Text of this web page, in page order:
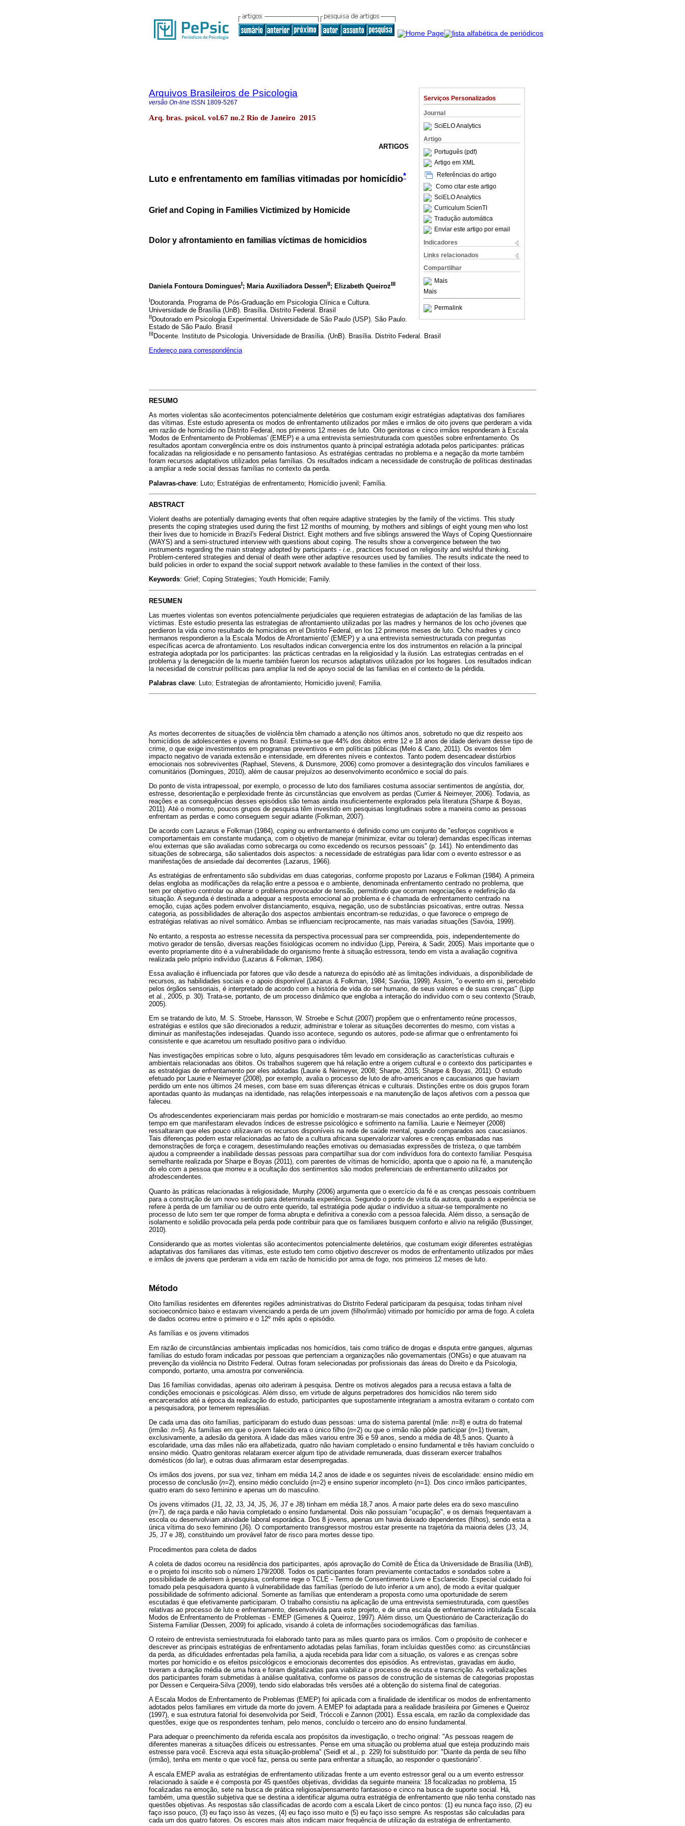
Serviços Personalizados
Journal
SciELO Analytics
Artigo
Português (pdf)
Artigo em XML
Referências do artigo
Como citar este artigo
SciELO Analytics
Curriculum ScienTI
Tradução automática
Enviar este artigo por email
Indicadores
Links relacionados
Compartilhar
Mais
Mais
Permalink
Arquivos Brasileiros de Psicologia
versão On-line ISSN 1809-5267
Arq. bras. psicol. vol.67 no.2 Rio de Janeiro 2015
ARTIGOS
Luto e enfrentamento em famílias vitimadas por homicídio*
Grief and Coping in Families Victimized by Homicide
Dolor y afrontamiento en familias víctimas de homicidios
Daniela Fontoura DominguesI; Maria Auxiliadora DessenII; Elizabeth QueirozIII
IDoutoranda. Programa de Pós-Graduação em Psicologia Clínica e Cultura.
Universidade de Brasília (UnB). Brasília. Distrito Federal. Brasil
II Doutorado em Psicologia Experimental. Universidade de São Paulo (USP). São Paulo.
Estado de São Paulo. Brasil
III Docente. Instituto de Psicologia. Universidade de Brasília. (UnB). Brasília. Distrito Federal. Brasil
Endereço para correspondência
RESUMO
As mortes violentas são acontecimentos potencialmente deletérios que costumam exigir estratégias adaptativas dos familiares
das vítimas. Este estudo apresenta os modos de enfrentamento utilizados por mães e irmãos de oito jovens que perderam a vida
em razão de homicídio no Distrito Federal, nos primeiros 12 meses de luto. Oito genitoras e cinco irmãos responderam à Escala
'Modos de Enfrentamento de Problemas' (EMEP) e a uma entrevista semiestruturada com questões sobre enfrentamento. Os
resultados apontam convergência entre os dois instrumentos quanto à principal estratégia adotada pelos participantes: práticas
focalizadas na religiosidade e no pensamento fantasioso. As estratégias centradas no problema e a negação da morte também
foram recursos adaptativos utilizados pelas famílias. Os resultados indicam a necessidade de construção de políticas destinadas
a ampliar a rede social dessas famílias no contexto da perda.
Palavras-chave: Luto; Estratégias de enfrentamento; Homicídio juvenil; Família.
ABSTRACT
Violent deaths are potentially damaging events that often require adaptive strategies by the family of the victims. This study
presents the coping strategies used during the first 12 months of mourning, by mothers and siblings of eight young men who lost
their lives due to homicide in Brazil's Federal District. Eight mothers and five siblings answered the Ways of Coping Questionnaire
(WAYS) and a semi-structured interview with questions about coping. The results show a convergence between the two
instruments regarding the main strategy adopted by participants - i.e. , practices focused on religiosity and wishful thinking.
Problem-centered strategies and denial of death were other adaptive resources used by families. The results indicate the need to
build policies in order to expand the social support network available to these families in the context of their loss.
Keywords: Grief; Coping Strategies; Youth Homicide; Family.
RESUMEN
Las muertes violentas son eventos potencialmente perjudiciales que requieren estrategias de adaptación de las familias de las
víctimas. Este estudio presenta las estrategias de afrontamiento utilizadas por las madres y hermanos de los ocho jóvenes que
perdieron la vida como resultado de homicidios en el Distrito Federal, en los 12 primeros meses de luto. Ocho madres y cinco
hermanos respondieron a la Escala 'Modos de Afrontamiento' (EMEP) y a una entrevista semiestructurada con preguntas
específicas acerca de afrontamiento. Los resultados indican convergencia entre los dos instrumentos en relación a la principal
estrategia adoptada por los participantes: las prácticas centradas en la religiosidad y la ilusión. Las estrategias centradas en el
problema y la denegación de la muerte también fueron los recursos adaptativos utilizados por los hogares. Los resultados indican
la necesidad de construir políticas para ampliar la red de apoyo social de las familias en el contexto de la pérdida.
Palabras clave: Luto; Estrategias de afrontamiento; Homicidio juvenil; Familia.
As mortes decorrentes de situações de violência têm chamado a atenção nos últimos anos, sobretudo no que diz respeito aos
homicídios de adolescentes e jovens no Brasil. Estima-se que 44% dos óbitos entre 12 e 18 anos de idade derivam desse tipo de
crime, o que exige investimentos em programas preventivos e em políticas públicas (Melo & Cano, 2011). Os eventos têm
impacto negativo de variada extensão e intensidade, em diferentes níveis e contextos. Tanto podem desencadear distúrbios
emocionais nos sobreviventes (Raphael, Stevens, & Dunsmore, 2006) como promover a desintegração dos vínculos familiares e
comunitários (Domingues, 2010), além de causar prejuízos ao desenvolvimento econômico e social do país.
Do ponto de vista intrapessoal, por exemplo, o processo de luto dos familiares costuma associar sentimentos de angústia, dor,
estresse, desorientação e perplexidade frente às circunstâncias que envolvem as perdas (Currier & Neimeyer, 2006). Todavia, as
reações e as consequências desses episódios são temas ainda insuficientemente explorados pela literatura (Sharpe & Boyas,
2011). Até o momento, poucos grupos de pesquisa têm investido em pesquisas longitudinais sobre a maneira como as pessoas
enfrentam as perdas e como conseguem seguir adiante (Folkman, 2007).
De acordo com Lazarus e Folkman (1984), coping ou enfrentamento é definido como um conjunto de "esforços cognitivos e
comportamentais em constante mudança, com o objetivo de manejar (minimizar, evitar ou tolerar) demandas específicas internas
e/ou externas que são avaliadas como sobrecarga ou como excedendo os recursos pessoais" (p. 141). No entendimento das
situações de sobrecarga, são salientados dois aspectos: a necessidade de estratégias para lidar com o evento estressor e as
manifestações de ansiedade daí decorrentes (Lazarus, 1966).
As estratégias de enfrentamento são subdividas em duas categorias, conforme proposto por Lazarus e Folkman (1984). A primeira
delas engloba as modificações da relação entre a pessoa e o ambiente, denominada enfrentamento centrado no problema, que
tem por objetivo controlar ou alterar o problema provocador de tensão, permitindo que ocorram negociações e redefinição da
situação. A segunda é destinada a adequar a resposta emocional ao problema e é chamada de enfrentamento centrado na
emoção, cujas ações podem envolver distanciamento, esquiva, negação, uso de substâncias psicoativas, entre outras. Nessa
categoria, as possibilidades de alteração dos aspectos ambientais encontram-se reduzidas, o que favorece o emprego de
estratégias relativas ao nível somático. Ambas se influenciam reciprocamente, nas mais variadas situações (Savóia, 1999).
No entanto, a resposta ao estresse necessita da perspectiva processual para ser compreendida, pois, independentemente do
motivo gerador de tensão, diversas reações fisiológicas ocorrem no indivíduo (Lipp, Pereira, & Sadir, 2005). Mais importante que o
evento propriamente dito é a vulnerabilidade do organismo frente à situação estressora, tendo em vista a avaliação cognitiva
realizada pelo próprio indivíduo (Lazarus & Folkman, 1984).
Essa avaliação é influenciada por fatores que vão desde a natureza do episódio até as limitações individuais, a disponibilidade de
recursos, as habilidades sociais e o apoio disponível (Lazarus & Folkman, 1984; Savóia, 1999). Assim, "o evento em si, percebido
pelos órgãos sensoriais, é interpretado de acordo com a história de vida do ser humano, de seus valores e de suas crenças" (Lipp
et al., 2005, p. 30). Trata-se, portanto, de um processo dinâmico que engloba a interação do indivíduo com o seu contexto (Straub,
2005).
Em se tratando de luto, M. S. Stroebe, Hansson, W. Stroebe e Schut (2007) propõem que o enfrentamento reúne processos,
estratégias e estilos que são direcionados a reduzir, administrar e tolerar as situações decorrentes do mesmo, com vistas a
diminuir as manifestações indesejadas. Quando isso acontece, segundo os autores, pode-se afirmar que o enfrentamento foi
consistente e que acarretou um resultado positivo para o indivíduo.
Nas investigações empíricas sobre o luto, alguns pesquisadores têm levado em consideração as características culturais e
ambientais relacionadas aos óbitos. Os trabalhos sugerem que há relação entre a origem cultural e o contexto dos participantes e
as estratégias de enfrentamento por eles adotadas (Laurie & Neimeyer, 2008; Sharpe, 2015; Sharpe & Boyas, 2011). O estudo
efetuado por Laurie e Neimeyer (2008), por exemplo, avalia o processo de luto de afro-americanos e caucasianos que haviam
perdido um ente nos últimos 24 meses, com base em suas diferenças étnicas e culturais. Distinções entre os dois grupos foram
apontadas quanto às mudanças na identidade, nas relações interpessoais e na manutenção de laços afetivos com a pessoa que
faleceu.
Os afrodescendentes experienciaram mais perdas por homicídio e mostraram-se mais conectados ao ente perdido, ao mesmo
tempo em que manifestaram elevados índices de estresse psicológico e sofrimento na família. Laurie e Neimeyer (2008)
ressaltaram que eles pouco utilizavam os recursos disponíveis na rede de saúde mental, quando comparados aos caucasianos.
Tais diferenças podem estar relacionadas ao fato de a cultura africana supervalorizar valores e crenças embasadas nas
demonstrações de força e coragem, desestimulando reações emotivas ou demasiadas expressões de tristeza, o que também
ajudou a compreender a inabilidade dessas pessoas para compartilhar sua dor com indivíduos fora do contexto familiar. Pesquisa
semelhante realizada por Sharpe e Boyas (2011), com parentes de vítimas de homicídio, aponta que o apoio na fé, a manutenção
do elo com a pessoa que morreu e a ocultação dos sentimentos são modos preferenciais de enfrentamento utilizados por
afrodescendentes.
Quanto às práticas relacionadas à religiosidade, Murphy (2006) argumenta que o exercício da fé e as crenças pessoais contribuem
para a construção de um novo sentido para determinada experiência. Segundo o ponto de vista da autora, quando a experiência se
refere à perda de um familiar ou de outro ente querido, tal estratégia pode ajudar o indivíduo a situar-se temporalmente no
processo de luto sem ter que romper de forma abrupta e definitiva a conexão com a pessoa falecida. Além disso, a sensação de
isolamento e solidão provocada pela perda pode contribuir para que os familiares busquem conforto e alívio na religião (Bussinger,
2010).
Considerando que as mortes violentas são acontecimentos potencialmente deletérios, que costumam exigir diferentes estratégias
adaptativas dos familiares das vítimas, este estudo tem como objetivo descrever os modos de enfrentamento utilizados por mães
e irmãos de jovens que perderam a vida em razão de homicídio por arma de fogo, nos primeiros 12 meses de luto.
Método
Oito famílias residentes em diferentes regiões administrativas do Distrito Federal participaram da pesquisa; todas tinham nível
socioeconômico baixo e estavam vivenciando a perda de um jovem (filho/irmão) vitimado por homicídio por arma de fogo. A coleta
de dados ocorreu entre o primeiro e o 12º mês após o episódio.
As famílias e os jovens vitimados
Em razão de circunstâncias ambientais implicadas nos homicídios, tais como tráfico de drogas e disputa entre gangues, algumas
famílias do estudo foram indicadas por pessoas que pertenciam a organizações não governamentais (ONGs) e que atuavam na
prevenção da violência no Distrito Federal. Outras foram selecionadas por profissionais das áreas do Direito e da Psicologia,
compondo, portanto, uma amostra por conveniência.
Das 16 famílias convidadas, apenas oito aderiram à pesquisa. Dentre os motivos alegados para a recusa estava a falta de
condições emocionais e psicológicas. Além disso, em virtude de alguns perpetradores dos homicídios não terem sido
encarcerados até a época da realização do estudo, participantes que supostamente integrariam a amostra evitaram o contato com
a pesquisadora, por temerem represálias.
De cada uma das oito famílias, participaram do estudo duas pessoas: uma do sistema parental (mãe: n=8) e outra do fraternal
(irmão: n=5). As famílias em que o jovem falecido era o único filho (n=2) ou que o irmão não pôde participar (n=1) tiveram,
exclusivamente, a adesão da genitora. A idade das mães variou entre 36 e 59 anos, sendo a média de 48,5 anos. Quanto à
escolaridade, uma das mães não era alfabetizada, quatro não haviam completado o ensino fundamental e três haviam concluído o
ensino médio. Quatro genitoras relataram exercer algum tipo de atividade remunerada, duas disseram exercer trabalhos
domésticos (do lar), e outras duas afirmaram estar desempregadas.
Os irmãos dos jovens, por sua vez, tinham em média 14,2 anos de idade e os seguintes níveis de escolaridade: ensino médio em
processo de conclusão (n=2), ensino médio concluído (n=2) e ensino superior incompleto (n=1). Dos cinco irmãos participantes,
quatro eram do sexo feminino e apenas um do masculino.
Os jovens vitimados (J1, J2, J3, J4, J5, J6, J7 e J8) tinham em média 18,7 anos. A maior parte deles era do sexo masculino
(n=7), de raça parda e não havia completado o ensino fundamental. Dois não possuíam "ocupação", e os demais frequentavam a
escola ou desenvolviam atividade laboral esporádica. Dos 8 jovens, apenas um havia deixado dependentes (filhos), sendo esta a
única vítima do sexo feminino (J6). O comportamento transgressor mostrou estar presente na trajetória da maioria deles (J3, J4,
J5, J7 e J8), constituindo um provável fator de risco para mortes desse tipo.
Procedimentos para coleta de dados
A coleta de dados ocorreu na residência dos participantes, após aprovação do Comitê de Ética da Universidade de Brasília (UnB),
e o projeto foi inscrito sob o número 179/2008. Todos os participantes foram previamente contactados e sondados sobre a
possibilidade de aderirem à pesquisa, conforme rege o TCLE - Termo de Consentimento Livre e Esclarecido. Especial cuidado foi
tomado pela pesquisadora quanto à vulnerabilidade das famílias (período de luto inferior a um ano), de modo a evitar qualquer
possibilidade de sofrimento adicional. Somente as famílias que entenderam a proposta como uma oportunidade de serem
escutadas é que efetivamente participaram. O trabalho consistiu na aplicação de uma entrevista semiestruturada, com questões
relativas ao processo de luto e enfrentamento, desenvolvida para este projeto, e de uma escala de enfrentamento intitulada Escala
Modos de Enfrentamento de Problemas - EMEP (Gimenes & Queiroz, 1997). Além disso, um Questionário de Caracterização do
Sistema Familiar (Dessen, 2009) foi aplicado, visando à coleta de informações sociodemográficas das famílias.
O roteiro de entrevista semiestruturada foi elaborado tanto para as mães quanto para os irmãos. Com o propósito de conhecer e
descrever as principais estratégias de enfrentamento adotadas pelas famílias, foram incluídas questões como: as circunstâncias
da perda, as dificuldades enfrentadas pela família, a ajuda recebida para lidar com a situação, os valores e as crenças sobre
mortes por homicídio e os efeitos psicológicos e emocionais decorrentes dos episódios. As entrevistas, gravadas em áudio,
tiveram a duração média de uma hora e foram digitalizadas para viabilizar o processo de escuta e transcrição. As verbalizações
dos participantes foram submetidas à análise qualitativa, conforme os passos de construção de sistemas de categorias propostas
por Dessen e Cerqueira-Silva (2009), tendo sido elaboradas três versões até a obtenção do sistema final de categorias.
A Escala Modos de Enfrentamento de Problemas (EMEP) foi aplicada com a finalidade de identificar os modos de enfrentamento
adotados pelos familiares em virtude da morte do jovem. A EMEP foi adaptada para a realidade brasileira por Gimenes e Queiroz
(1997), e sua estrutura fatorial foi desenvolvida por Seidl, Tróccoli e Zannon (2001). Essa escala, em razão da complexidade das
questões, exige que os respondentes tenham, pelo menos, concluído o terceiro ano do ensino fundamental.
Para adequar o preenchimento da referida escala aos propósitos da investigação, o trecho original: "As pessoas reagem de
diferentes maneiras a situações difíceis ou estressantes. Pense em uma situação ou problema atual que esteja produzindo mais
estresse para você. Escreva aqui esta situação-problema" (Seidl et al., p. 229) foi substituído por: "Diante da perda de seu filho
(irmão), tenha em mente o que você faz, pensa ou sente para enfrentar a situação, ao responder o questionário".
A escala EMEP avalia as estratégias de enfrentamento utilizadas frente a um evento estressor geral ou a um evento estressor
relacionado à saúde e é composta por 45 questões objetivas, divididas da seguinte maneira: 18 focalizadas no problema, 15
focalizadas na emoção, sete na busca de prática religiosa/pensamento fantasioso e cinco na busca de suporte social. Há,
também, uma questão subjetiva que se destina a identificar alguma outra estratégia de enfrentamento que não tenha constado nas
questões objetivas. As respostas são classificadas de acordo com a escala Likert de cinco pontos: (1) eu nunca faço isso, (2) eu
faço isso pouco, (3) eu faço isso às vezes, (4) eu faço isso muito e (5) eu faço isso sempre. As respostas são calculadas para
cada um dos quatro fatores. Os escores mais altos indicam maior frequência de utilização da estratégia de enfrentamento.